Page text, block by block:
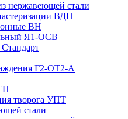
нержавеющей стали
ВДП
ВН
Я1-ОСВ
Г2-ОТ2-А
творога УПТ
стали